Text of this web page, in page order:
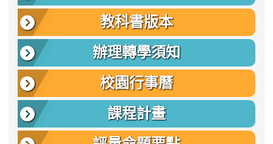
教科書版本
辦理轉學須知
校園行事曆
課程計畫